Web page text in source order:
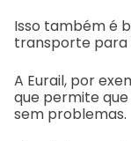
Isso também é
transporte para
A Eurail, por
que permite
sem problemas.